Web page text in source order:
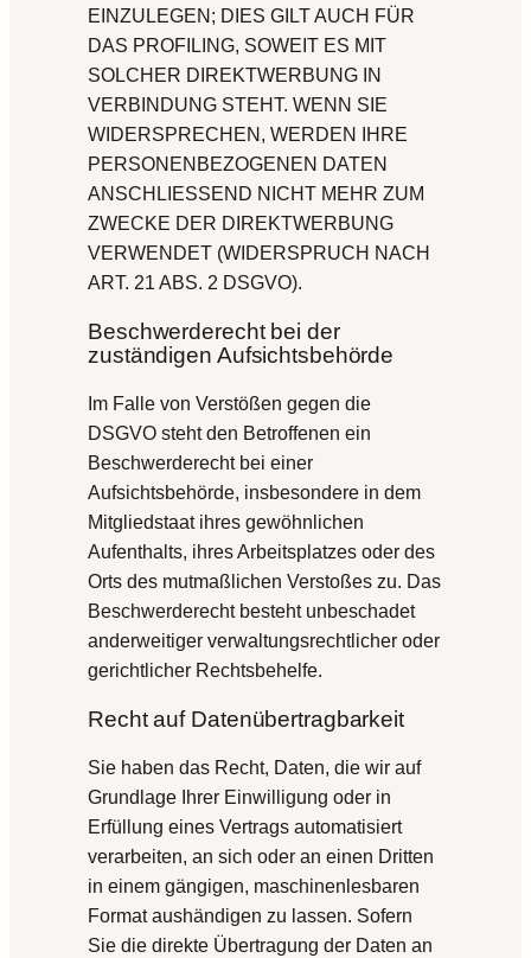
EINZULEGEN; DIES GILT AUCH FÜR
DAS PROFILING, SOWEIT ES MIT
SOLCHER DIREKTWERBUNG IN
VERBINDUNG STEHT. WENN SIE
WIDERSPRECHEN, WERDEN IHRE
PERSONENBEZOGENEN DATEN
ANSCHLIESSEND NICHT MEHR ZUM
ZWECKE DER DIREKTWERBUNG
VERWENDET (WIDERSPRUCH NACH
ART. 21 ABS. 2 DSGVO).
Beschwerde­recht bei der
zuständigen Aufsichts­behörde
Im Falle von Verstößen gegen die
DSGVO steht den Betroffenen ein
Beschwerderecht bei einer
Aufsichtsbehörde, insbesondere in dem
Mitgliedstaat ihres gewöhnlichen
Aufenthalts, ihres Arbeitsplatzes oder des
Orts des mutmaßlichen Verstoßes zu. Das
Beschwerderecht besteht unbeschadet
anderweitiger verwaltungsrechtlicher oder
gerichtlicher Rechtsbehelfe.
Recht auf Daten­übertrag­barkeit
Sie haben das Recht, Daten, die wir auf
Grundlage Ihrer Einwilligung oder in
Erfüllung eines Vertrags automatisiert
verarbeiten, an sich oder an einen Dritten
in einem gängigen, maschinenlesbaren
Format aushändigen zu lassen. Sofern
Sie die direkte Übertragung der Daten an